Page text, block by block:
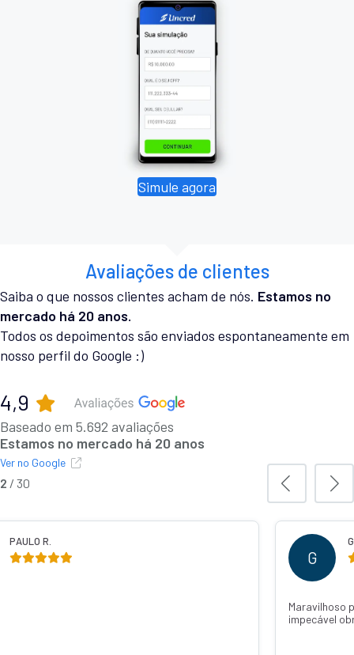
Simule agora
Avaliações de clientes
Saiba o que nossos clientes acham de nós. Estamos no
mercado há 20 anos.
Todos os depoimentos são enviados espontaneamente em
nosso perfil do Google :)
4,9
Baseado em 5.692 avaliações
Estamos no mercado há 20 anos
Ver no Google
PAULO R.
Maravilhoso
impecável
3 / 30